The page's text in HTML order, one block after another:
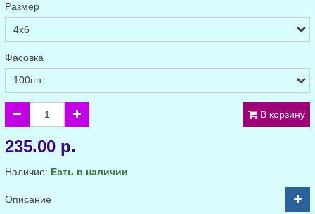
Размер
Фасовка
В корзину
235.00 р.
Наличие: Есть в наличии
Описание